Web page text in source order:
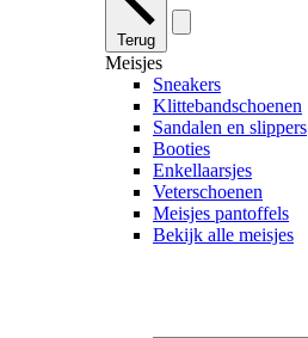
Terug
Meisjes
Sneakers
Klittebandschoenen
Sandalen en slippers
Booties
Enkellaarsjes
Veterschoenen
Meisjes pantoffels
Bekijk alle meisjes